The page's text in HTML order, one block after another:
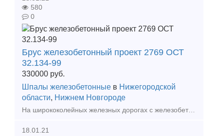
580
0
Брус железобетонный проект 2769 ОСТ
32.134-99
330000 руб.
Шпалы железобетонные в Нижегородской
области, Нижнем Новгороде
На ширококолейных железных дорогах с железобетонными шпалами для устройства стрелочных переводов применяют железобетонные брусья. Железобетонный брус незаменим при обустройстве стрелок на бесс
18.01.21